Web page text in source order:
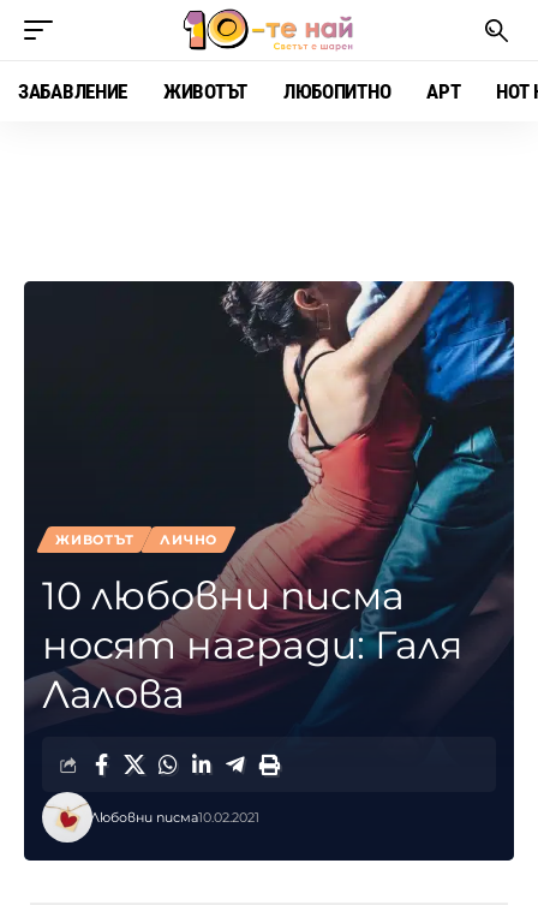
ЗАБАВЛЕНИЕ ЖИВОТЪТ ЛЮБОПИТНО АРТ HOT
ЖИВОТЪТ ЛИЧНО
10 любовни писма
носят награди: Галя
Лалова
Любовни писма10.02.2021